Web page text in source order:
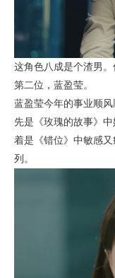
这角色八成是个渣男。
第二位，蓝盈莹。
蓝盈莹今年的事业顺风
先是《玫瑰的故事》
着是《错位》中敏感
列。